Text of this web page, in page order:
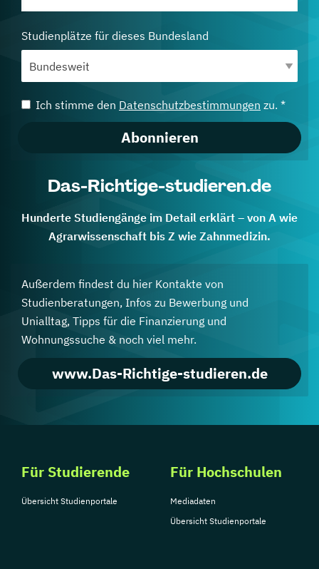
Studienplätze für dieses Bundesland
Ich stimme den Datenschutzbestimmungen zu. *
Abonnieren
Das-Richtige-studieren.de
Hunderte Studiengänge im Detail erklärt – von A wie
Agrarwissenschaft bis Z wie Zahnmedizin.
Außerdem findest du hier Kontakte von
Studienberatungen, Infos zu Bewerbung und
Unialltag, Tipps für die Finanzierung und
Wohnungssuche & noch viel mehr.
www.Das-Richtige-studieren.de
Für Studierende
Übersicht Studienportale
Für Hochschulen
Mediadaten
Übersicht Studienportale